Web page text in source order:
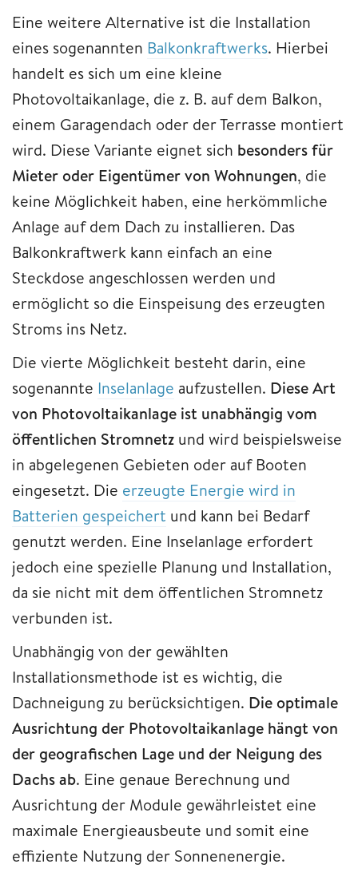
Eine weitere Alternative ist die Installation
eines sogenannten Balkonkraftwerks. Hierbei
handelt es sich um eine kleine
Photovoltaikanlage, die z. B. auf dem Balkon,
einem Garagendach oder der Terrasse montiert
wird. Diese Variante eignet sich besonders für
Mieter oder Eigentümer von Wohnungen, die
keine Möglichkeit haben, eine herkömmliche
Anlage auf dem Dach zu installieren. Das
Balkonkraftwerk kann einfach an eine
Steckdose angeschlossen werden und
ermöglicht so die Einspeisung des erzeugten
Stroms ins Netz.
Die vierte Möglichkeit besteht darin, eine
sogenannte Inselanlage aufzustellen. Diese Art
von Photovoltaikanlage ist unabhängig vom
öffentlichen Stromnetz und wird beispielsweise
in abgelegenen Gebieten oder auf Booten
eingesetzt. Die erzeugte Energie wird in
Batterien gespeichert und kann bei Bedarf
genutzt werden. Eine Inselanlage erfordert
jedoch eine spezielle Planung und Installation,
da sie nicht mit dem öffentlichen Stromnetz
verbunden ist.
Unabhängig von der gewählten
Installationsmethode ist es wichtig, die
Dachneigung zu berücksichtigen. Die optimale
Ausrichtung der Photovoltaikanlage hängt von
der geografischen Lage und der Neigung des
Dachs ab. Eine genaue Berechnung und
Ausrichtung der Module gewährleistet eine
maximale Energieausbeute und somit eine
effiziente Nutzung der Sonnenenergie.